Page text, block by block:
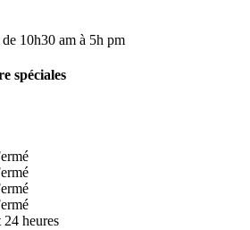
10h30 am à 5h pm
spéciales
heures